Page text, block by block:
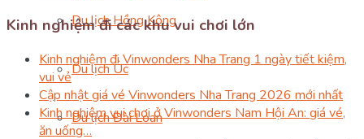
Du lịch Hồng Kông
Du lịch Úc
Du lịch Đài Loan
Kinh nghiệm đi các khu vui chơi lớn
Kinh nghiệm đi Vinwonders Nha Trang 1 ngày tiết kiệm,
vui vẻ
Cập nhật giá vé Vinwonders Nha Trang 2026 mới nhất
Kinh nghiệm vui chơi ở Vinwonders Nam Hội An: giá vé,
ăn uống…